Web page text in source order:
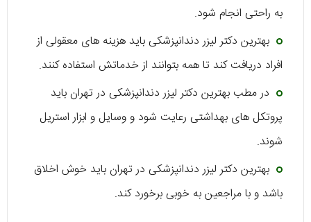
به راحتی انجام شود.
بهترین دکتر لیزر دندانپزشکی باید هزینه های معقولی از
افراد دریافت کند تا همه بتوانند از خدماتش استفاده کنند.
در مطب بهترین دکتر لیزر دندانپزشکی در تهران باید
پروتکل های بهداشتی رعایت شود و وسایل و ابزار استریل
شوند.
بهترین دکتر لیزر دندانپزشکی در تهران باید خوش اخلاق
باشد و با مراجعین به خوبی برخورد کند.